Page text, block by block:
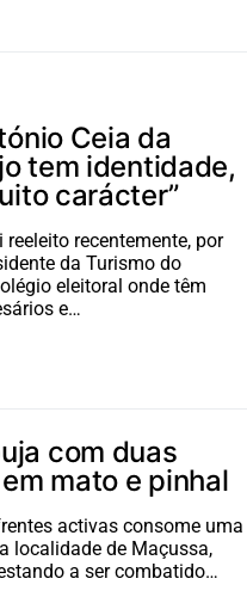
Ceia da
tem identidade,
carácter”
recentemente, por
da Turismo do
eleitoral onde têm
e…
com duas
mato e pinhal
activas consome uma
localidade de Maçussa,
a ser combatido…